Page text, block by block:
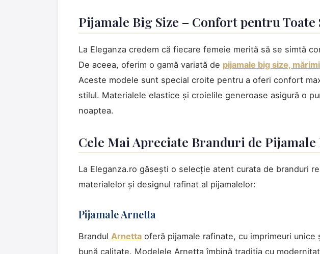
Pijamale Big Size – Confort pentru Toate
La Eleganza credem că fiecare femeie merită să se simtă
De aceea, oferim o gamă variată de pijamale big size,
Aceste modele sunt special croite pentru a oferi confort
stilul. Materialele elastice și croielile generoase asigură o
noaptea.
Cele Mai Apreciate Branduri de Pijamale
La Eleganza.ro găsești o selecție atent curata de branduri
materialelor și designul rafinat al pijamalelor:
Pijamale Arnetta
Brandul Arnetta oferă pijamale rafinate, cu imprimeuri unice
bună calitate. Modelele Arnetta îmbină tradiția cu